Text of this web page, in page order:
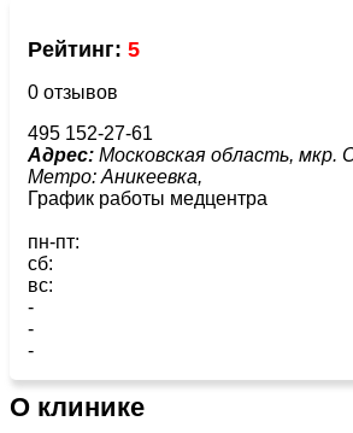
Рейтинг: 5
0 отзывов
495 152-27-61
Адрес: Московская область, мкр.
Метро: Аникеевка,
График работы медцентра
пн-пт:
сб:
вс:
-
-
-
О клинике